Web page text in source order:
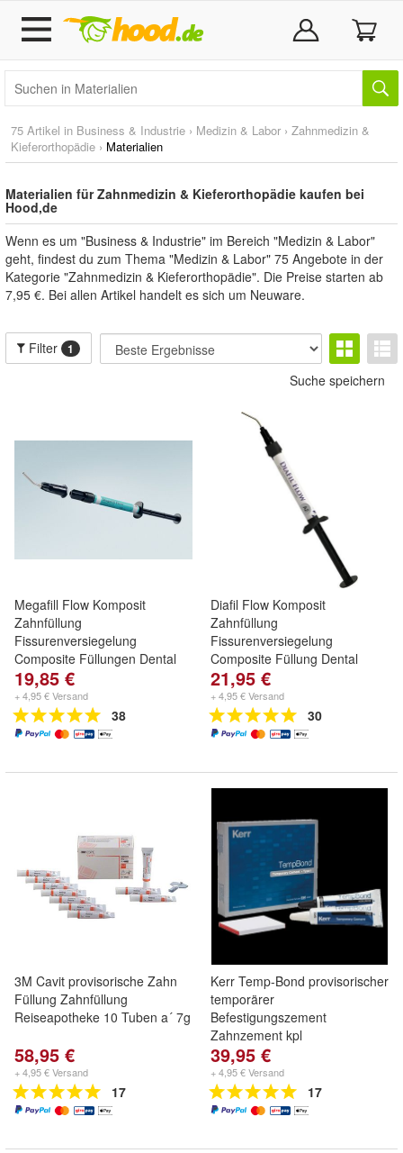
75 Artikel in Business & Industrie › Medizin & Labor › Zahnmedizin &
Kieferorthopädie › Materialien
Materialien für Zahnmedizin & Kieferorthopädie kaufen bei
Hood,de
Wenn es um "Business & Industrie" im Bereich "Medizin & Labor"
geht, findest du zum Thema "Medizin & Labor" 75 Angebote in der
Kategorie "Zahnmedizin & Kieferorthopädie". Die Preise starten ab
7,95 €. Bei allen Artikel handelt es sich um Neuware.
Filter 1
Suche speichern
Megafill Flow Komposit
Zahnfüllung
Fissurenversiegelung
Composite Füllungen Dental
19,85 €
+ 4,95 € Versand
38
Diafil Flow Komposit
Zahnfüllung
Fissurenversiegelung
Composite Füllung Dental
Hybrid
21,95 €
+ 4,95 € Versand
30
3M Cavit provisorische Zahn
Füllung Zahnfüllung
Reiseapotheke 10 Tuben a´ 7g
58,95 €
+ 4,95 € Versand
17
Kerr Temp-Bond provisorischer
temporärer
Befestigungszement
Zahnzement kpl
39,95 €
+ 4,95 € Versand
17